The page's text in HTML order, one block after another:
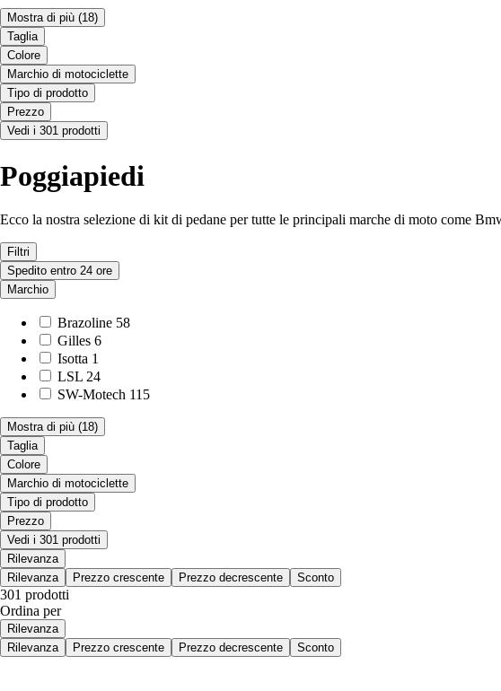
Mostra di più (18)
Taglia
Colore
Marchio di motociclette
Tipo di prodotto
Prezzo
Vedi i 301 prodotti
Poggiapiedi
Ecco la nostra selezione di kit di pedane per tutte le principali marche di moto come
Filtri
Spedito entro 24 ore
Marchio
Brazoline 58
Gilles 6
Isotta 1
LSL 24
SW-Motech 115
Mostra di più (18)
Taglia
Colore
Marchio di motociclette
Tipo di prodotto
Prezzo
Vedi i 301 prodotti
Rilevanza
Rilevanza
Prezzo crescente Prezzo decrescente Sconto
301 prodotti
Ordina per
Rilevanza
Rilevanza
Prezzo crescente Prezzo decrescente Sconto